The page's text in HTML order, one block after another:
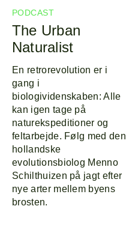
PODCAST
The Urban
Naturalist
En retrorevolution er i
gang i
biologividenskaben: Alle
kan igen tage på
naturekspeditioner og
feltarbejde. Følg med den
hollandske
evolutionsbiolog Menno
Schilthuizen på jagt efter
nye arter mellem byens
brosten.